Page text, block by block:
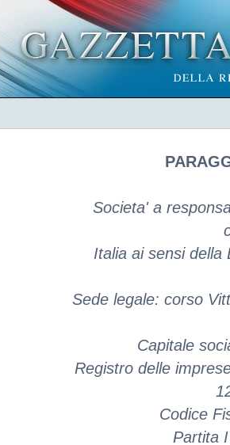
Societa' a
Italia ai sensi della
Sede legale: corso
Capitale
Registro delle
Codice
Partita